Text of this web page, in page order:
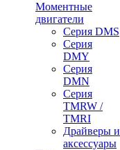
Моментные
двигатели
Серия DMS
Серия
DMY
Серия
DMN
Серия
TMRW /
TMRI
Драйверы и
аксессуары